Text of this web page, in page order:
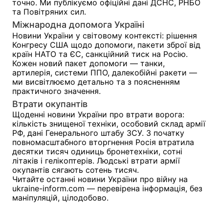
точно. Ми публікуємо офіційні дані ДСНС, РНБО
та Повітряних сил.
Міжнародна допомога Україні
Новини України у світовому контексті: рішення
Конгресу США щодо допомоги, пакети зброї від
країн НАТО та ЄС, санкційний тиск на Росію.
Кожен новий пакет допомоги — танки,
артилерія, системи ППО, далекобійні ракети —
ми висвітлюємо детально та з поясненням
практичного значення.
Втрати окупантів
Щоденні новини України про втрати ворога:
кількість знищеної техніки, особовий склад армії
РФ, дані Генерального штабу ЗСУ. З початку
повномасштабного вторгнення Росія втратила
десятки тисяч одиниць бронетехніки, сотні
літаків і гелікоптерів. Людські втрати армії
окупантів сягають сотень тисяч.
Читайте останні новини України про війну на
ukraine-inform.com — перевірена інформація, без
маніпуляцій, цілодобово.